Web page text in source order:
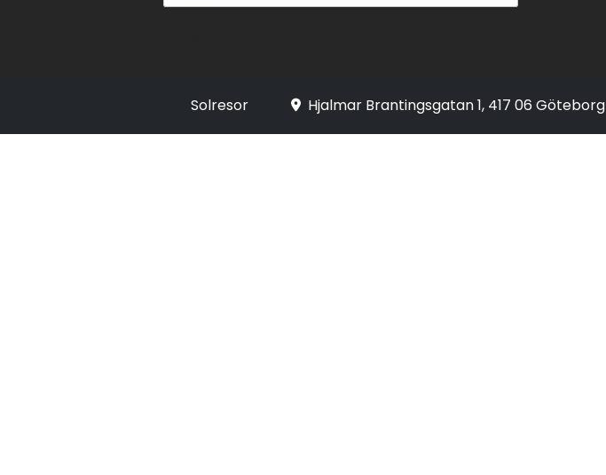
Solresor Hjalmar Brantingsgatan 1, 417 06 Göteborg